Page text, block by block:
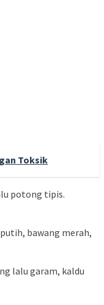
Toksik
potong tipis.
bawang merah,
lalu garam, kaldu